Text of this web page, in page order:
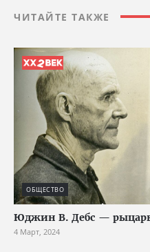
ЧИТАЙТЕ ТАКЖЕ
ОБЩЕСТВО
Юджин В. Дебс — рыцарь
4 Март, 2024